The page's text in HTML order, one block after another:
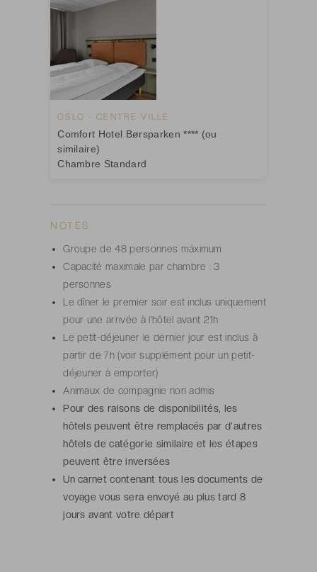
OSLO - CENTRE-VILLE
Comfort Hotel Børsparken **** (ou
similaire)
Chambre Standard
NOTES
Groupe de 48 personnes máximum
Capacité maximale par chambre : 3
personnes
Le dîner le premier soir est inclus uniquement
pour une arrivée à l'hôtel avant 21h
Le petit-déjeuner le dernier jour est inclus à
partir de 7h (voir supplément pour un petit-
déjeuner à emporter)
Animaux de compagnie non admis
Pour des raisons de disponibilités, les
hôtels peuvent être remplacés par d'autres
hôtels de catégorie similaire et les étapes
peuvent être inversées
Un carnet contenant tous les documents de
voyage vous sera envoyé au plus tard 8
jours avant votre départ